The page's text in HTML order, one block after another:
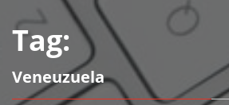
Tag:
Veneuzuela